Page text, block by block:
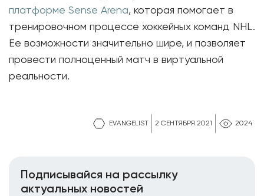
EVANGELIST 2 СЕНТЯБРЯ 2021 2024
платформе Sense Arena, которая помогает в
тренировочном процессе хоккейных команд NHL.
Ее возможности значительно шире, и позволяет
провести полноценный матч в виртуальной
реальности.
Подписывайся на рассылку
актуальных новостей